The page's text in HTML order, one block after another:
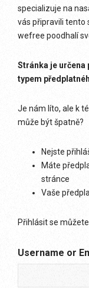
specializuje na
vás připravili tento
wefree poodhalí
Stránka je
typem
Je nám líto, ale k
může být špatně?
Nejste
Máte
stránce
Vaše
Přihlásit se
Username or